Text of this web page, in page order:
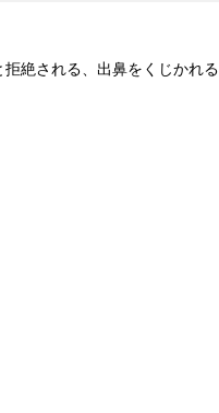
拒絶される、出鼻をくじかれる